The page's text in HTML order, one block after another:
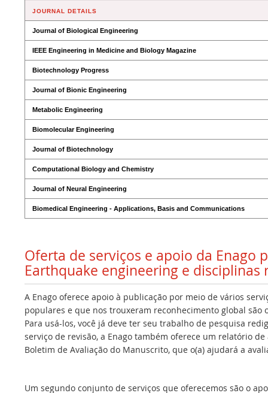
JOURNAL DETAILS
Journal of Biological Engineering
IEEE Engineering in Medicine and Biology Magazine
Biotechnology Progress
Journal of Bionic Engineering
Metabolic Engineering
Biomolecular Engineering
Journal of Biotechnology
Computational Biology and Chemistry
Journal of Neural Engineering
Biomedical Engineering - Applications, Basis and Communications
Oferta de serviços e apoio da Enago
Earthquake engineering e disciplinas
A Enago oferece apoio à publicação por meio de vários
populares e que nos trouxeram reconhecimento global são
Para usá-los, você já deve ter seu trabalho de pesquisa
serviço de revisão, a Enago também oferece um relatório
Boletim de Avaliação do Manuscrito, que o(a) ajudará a
Um segundo conjunto de serviços que oferecemos são o